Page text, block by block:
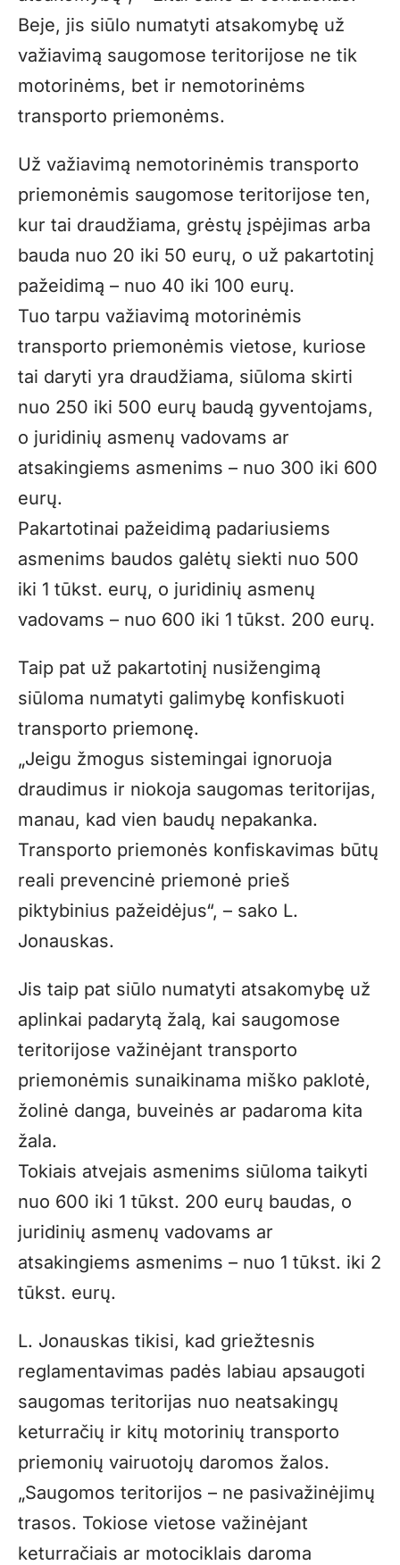
Beje, jis siūlo numatyti atsakomybę už
važiavimą saugomose teritorijose ne tik
motorinėms, bet ir nemotorinėms
transporto priemonėms.
Už važiavimą nemotorinėmis transporto
priemonėmis saugomose teritorijose ten,
kur tai draudžiama, grėstų įspėjimas arba
bauda nuo 20 iki 50 eurų, o už pakartotinį
pažeidimą – nuo 40 iki 100 eurų.
Tuo tarpu važiavimą motorinėmis
transporto priemonėmis vietose, kuriose
tai daryti yra draudžiama, siūloma skirti
nuo 250 iki 500 eurų baudą gyventojams,
o juridinių asmenų vadovams ar
atsakingiems asmenims – nuo 300 iki 600
eurų.
Pakartotinai pažeidimą padariusiems
asmenims baudos galėtų siekti nuo 500
iki 1 tūkst. eurų, o juridinių asmenų
vadovams – nuo 600 iki 1 tūkst. 200 eurų.
Taip pat už pakartotinį nusižengimą
siūloma numatyti galimybę konfiskuoti
transporto priemonę.
„Jeigu žmogus sistemingai ignoruoja
draudimus ir niokoja saugomas teritorijas,
manau, kad vien baudų nepakanka.
Transporto priemonės konfiskavimas būtų
reali prevencinė priemonė prieš
piktybinius pažeidėjus“, – sako L.
Jonauskas.
Jis taip pat siūlo numatyti atsakomybę už
aplinkai padarytą žalą, kai saugomose
teritorijose važinėjant transporto
priemonėmis sunaikinama miško paklotė,
žolinė danga, buveinės ar padaroma kita
žala.
Tokiais atvejais asmenims siūloma taikyti
nuo 600 iki 1 tūkst. 200 eurų baudas, o
juridinių asmenų vadovams ar
atsakingiems asmenims – nuo 1 tūkst. iki 2
tūkst. eurų.
L. Jonauskas tikisi, kad griežtesnis
reglamentavimas padės labiau apsaugoti
saugomas teritorijas nuo neatsakingų
keturračių ir kitų motorinių transporto
priemonių vairuotojų daromos žalos.
„Saugomos teritorijos – ne pasivažinėjimų
trasos. Tokiose vietose važinėjant
keturračiais ar motociklais daroma